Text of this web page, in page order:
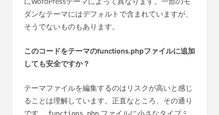
アイキャッチ画像がクリック可能かどうかは、完全
にWordPressテーマによって異なります。一部のモ
ダンなテーマにはデフォルトで含まれていますが、
このコードをテーマのfunctions.phpファイルに追加
テーマファイルを編集するのはリスクが高いと感じ